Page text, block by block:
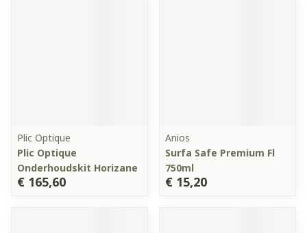
Plic Optique
Plic Optique
Onderhoudskit Horizane
€ 165,60
Anios
Surfa Safe Premium Fl
750ml
€ 15,20